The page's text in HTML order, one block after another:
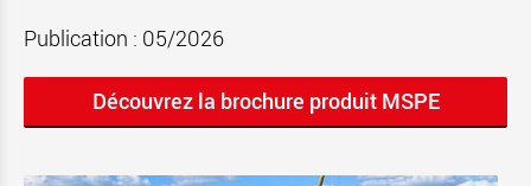
Publication : 05/2026
Découvrez la brochure produit MSPE